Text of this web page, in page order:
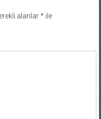
alanlar*ile